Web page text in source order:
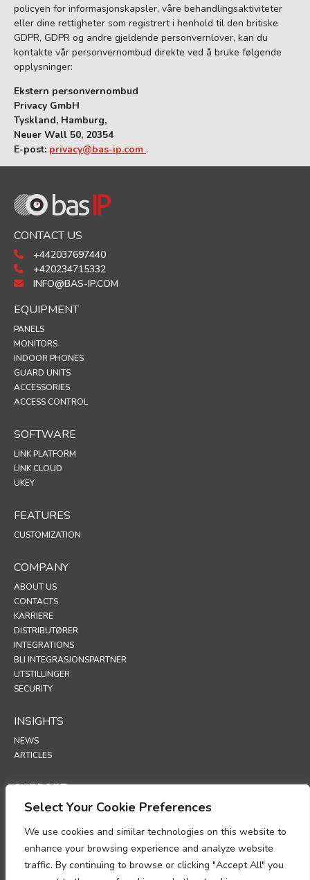
Select Your Cookie Preferences
We use cookies and similar technologies on this website to
enhance your browsing experience and analyze website
traffic. By continuing to browse or clicking "Accept All" you
policyen for informasjonskapsler, våre behandlingsaktiviteter
eller dine rettigheter som registrert i henhold til den britiske
GDPR, GDPR og andre gjeldende personvernlover, kan du
kontakte vår personvernombud direkte ved å bruke følgende
opplysninger:
Ekstern personvernombud
Privacy GmbH
Tyskland, Hamburg,
Neuer Wall 50, 20354
E-post: privacy@bas-ip.com .
CONTACT US
+442037697440
+420234715332
INFO@BAS-IP.COM
EQUIPMENT
PANELS
MONITORS
INDOOR PHONES
GUARD UNITS
ACCESSORIES
ACCESS CONTROL
SOFTWARE
LINK PLATFORM
LINK CLOUD
UKEY
FEATURES
CUSTOMIZATION
COMPANY
ABOUT US
CONTACTS
KARRIERE
DISTRIBUTØRER
INTEGRATIONS
BLI INTEGRASJONSPARTNER
UTSTILLINGER
SECURITY
INSIGHTS
NEWS
ARTICLES
SUPPORT
TECHNICAL PORTAL
POLICIES
PERSONVERNERKLÆRING
INFORMASJONSKAPSLER